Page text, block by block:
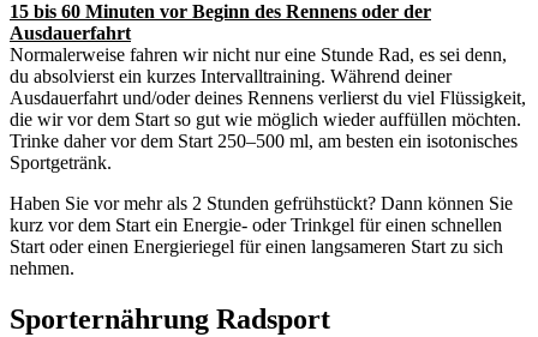
15 bis 60 Minuten vor Beginn des Rennens oder der
Ausdauerfahrt
Normalerweise fahren wir nicht nur eine Stunde Rad, es sei denn,
du absolvierst ein kurzes Intervalltraining. Während deiner
Ausdauerfahrt und/oder deines Rennens verlierst du viel Flüssigkeit,
die wir vor dem Start so gut wie möglich wieder auffüllen möchten.
Trinke daher vor dem Start 250–500 ml, am besten ein isotonisches
Sportgetränk.
Haben Sie vor mehr als 2 Stunden gefrühstückt? Dann können Sie
kurz vor dem Start ein Energie- oder Trinkgel für einen schnellen
Start oder einen Energieriegel für einen langsameren Start zu sich
nehmen.
Sporternährung Radsport